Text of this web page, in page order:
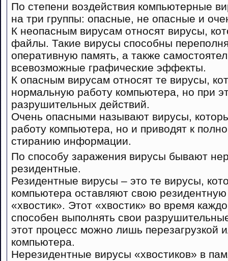
По степени воздействия компьютерные
на три группы: опасные, не опасные и
К неопасным вирусам относят вирусы,
файлы. Такие вирусы способны
оперативную память, а также
всевозможные графические эффекты.
К опасным вирусам относят те вирусы,
нормальную работу компьютера, но при
разрушительных действий.
Очень опасными называют вирусы,
работу компьютера, но и приводят к
стиранию информации.
По способу заражения вирусы бывают
резидентные.
Резидентные вирусы – это те вирусы,
компьютера оставляют свою
«хвостик». Этот «хвостик» во время
способен выполнять свои
этот процесс можно лишь перезагрузкой
компьютера.
Нерезидентные вирусы «хвостиков» в